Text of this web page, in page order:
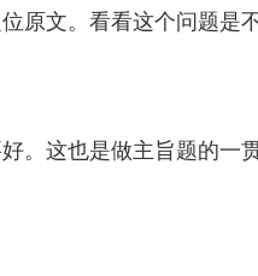
原文。看看这个问题是
。这也是做主旨题的一